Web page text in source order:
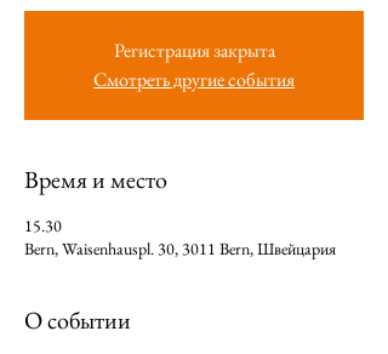
Регистрация закрыта
Смотреть другие события
Время и место
15.30
Bern, Waisenhauspl. 30, 3011 Bern, Швейцария
О событии